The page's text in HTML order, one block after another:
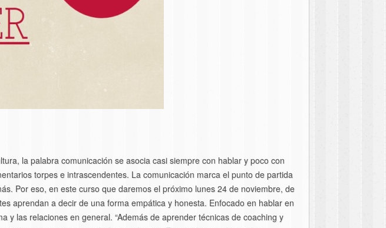
la palabra comunicación se asocia casi siempre con hablar y poco con
torpes e intrascendentes. La comunicación marca el punto de partida
Por eso, en este curso que daremos el próximo lunes 24 de noviembre, de
aprendan a decir de una forma empática y honesta. Enfocado en hablar en
las relaciones en general. “Además de aprender técnicas de coaching y